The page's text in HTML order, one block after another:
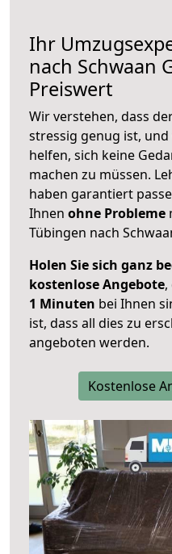
Ihr
nach Schwaan
Preiswert
Wir verstehen, dass
stressig genug ist,
helfen, sich keine
machen zu müssen.
haben garantiert
Ihnen ohne Probleme
Tübingen nach
Holen Sie sich ganz
kostenlose Angebote
1 Minuten bei Ihnen
ist, dass all dies zu
angeboten werden.
Kostenlose